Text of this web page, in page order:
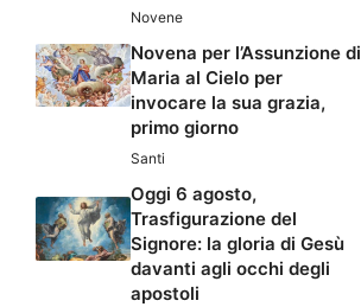
Novene
Novena per l’Assunzione di
Maria al Cielo per
invocare la sua grazia,
primo giorno
Santi
Oggi 6 agosto,
Trasfigurazione del
Signore: la gloria di Gesù
davanti agli occhi degli
apostoli